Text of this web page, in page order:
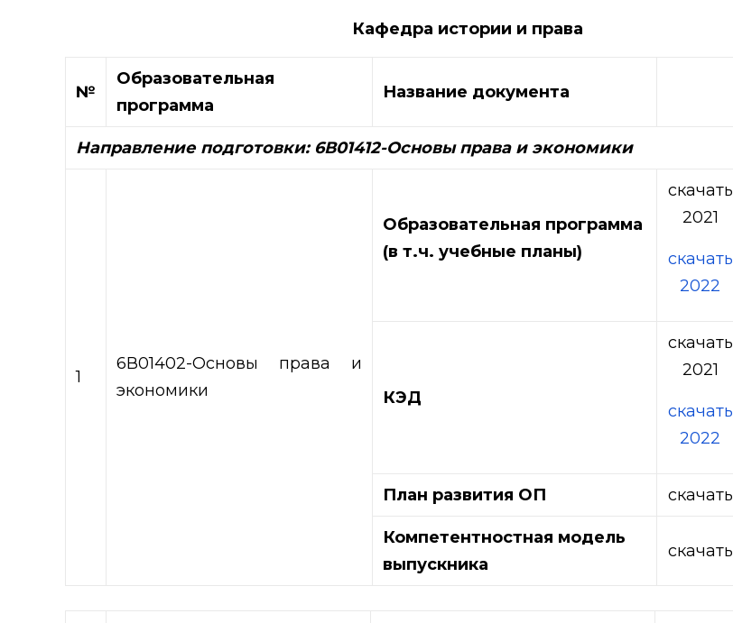
Кафедра истории и права
№
Образовательная
программа
Название документа
Направление подготовки: 6В01412-Основы права и экономики
1
6В01402-Основы права и
экономики
Образовательная программа
(в т.ч. учебные планы)
скачать
2021
скачать
2022
КЭД
скачать
2021
скачать
2022
План развития ОП скачать
Компетентностная модель
выпускника
скачать